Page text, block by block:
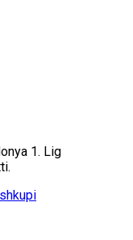
1. Lig